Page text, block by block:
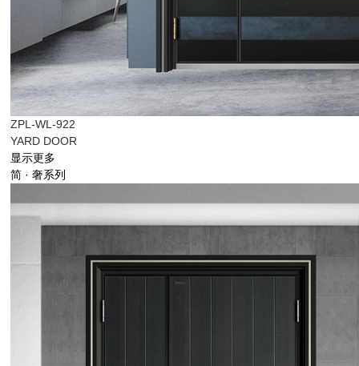
ZPL-WL-922
YARD DOOR
显示更多
简 · 奢系列